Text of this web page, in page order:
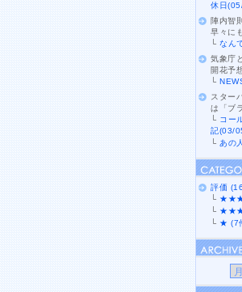
休日
陣内智
早々に
└なん
気象庁
開花予
└
スター
は「ブ
└ コー
記(03/
└ あの
評価
└
└
└ ★ (7